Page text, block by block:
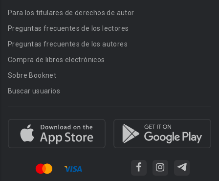
Para los titulares de derechos de autor
Preguntas frecuentes de los lectores
Preguntas frecuentes de los autores
Compra de libros electrónicos
Sobre Booknet
Buscar usuarios